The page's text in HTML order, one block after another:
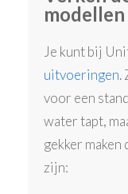
modellen
Je kunt bij
uitvoeringen.
voor een
water tapt,
gekker
zijn: